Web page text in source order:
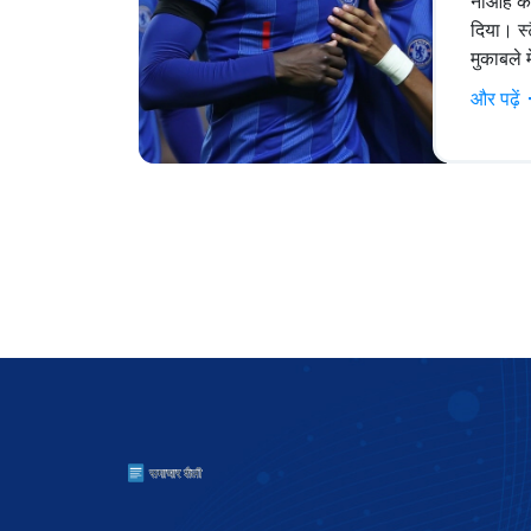
दिया।
मुकाबले
के
और पढ़ें